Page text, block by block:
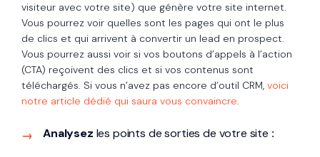
visiteur avec votre site) que génère votre site internet.
Vous pourrez voir quelles sont les pages qui ont le plus
de clics et qui arrivent à convertir un lead en prospect.
Vous pourrez aussi voir si vos boutons d’appels à l’action
(CTA) reçoivent des clics et si vos contenus sont
téléchargés. Si vous n’avez pas encore d’outil CRM, voici
notre article dédié qui saura vous convaincre.
Analysez les points de sorties de votre site :